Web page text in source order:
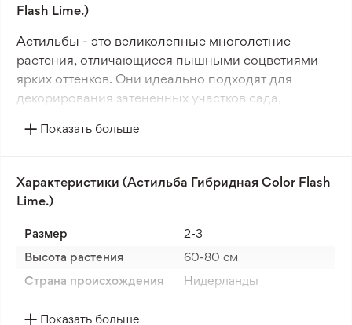
Flash Lime.)
Астильбы - это великолепные многолетние
растения, отличающиеся пышными соцветиями
ярких оттенков. Они идеально подходят для
декорирования затененных участков сада,
они могут расти и на солнце, важно не допускать
пересыхания грунта.
Эти неприхотливые многолетники обладают
высокой устойчивостью к болезням и вредителям.
В зимний период они не нуждаются в укрытии и
Показать больше
Характеристики (Астильба Гибридная Color Flash
Lime.)
Размер
2-3
Высота растения
60-80 см
Страна происхождения
Нидерланды
Показать больше